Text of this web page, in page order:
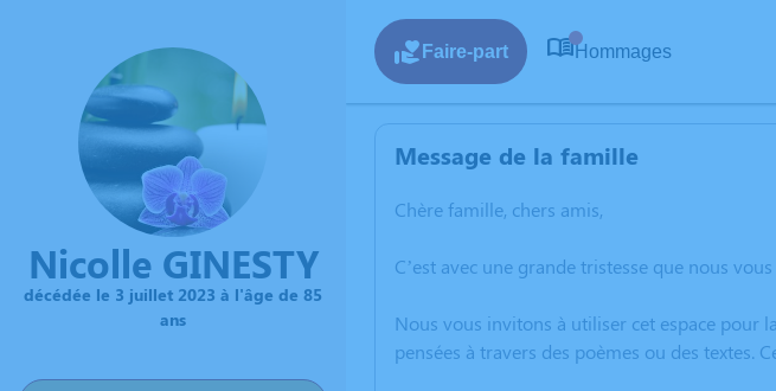
Nicolle GINESTY
décédée le 3 juillet 2023 à l'âge de 85
ans
Faire-part Hommages
Message de la famille
Chère famille, chers amis,
C’est avec une grande tristesse que nous
Nous vous invitons à utiliser cet espace pour
pensées à travers des poèmes ou des textes.